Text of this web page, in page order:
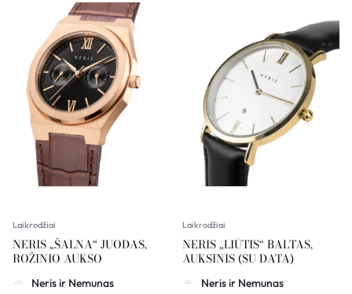
Laikrodžiai
NERIS „ŠALNA“ JUODAS,
ROŽINIO AUKSO
Neris ir Nemunas
Laikrodžiai
NERIS „LIŪTIS“ BALTAS,
AUKSINIS (SU DATA)
Neris ir Nemunas